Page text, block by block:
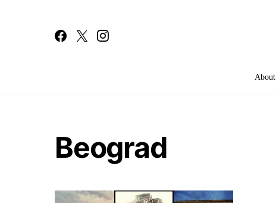
About
Beograd